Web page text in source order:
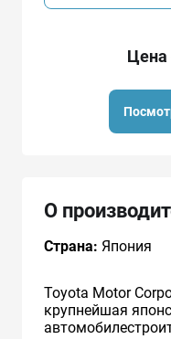
Цена
О
Страна: Япония
Toyota Motor
крупнейшая